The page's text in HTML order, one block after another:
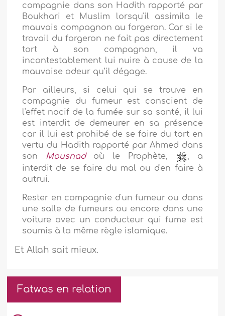
compagnie dans son Hadith rapporté par
Boukhari et Muslim lorsqu'il assimila le
mauvais compagnon au forgeron. Car si le
travail du forgeron ne fait pas directement
tort à son compagnon, il va
incontestablement lui nuire à cause de la
mauvaise odeur qu’il dégage.
Par ailleurs, si celui qui se trouve en
compagnie du fumeur est conscient de
l'effet nocif de la fumée sur sa santé, il lui
est interdit de demeurer en sa présence
car il lui est prohibé de se faire du tort en
vertu du Hadith rapporté par Ahmed dans
son Mousnadoù le Prophète,
, a
interdit de se faire du mal ou d'en faire à
autrui.
Rester en compagnie d'un fumeur ou dans
une salle de fumeurs ou encore dans une
voiture avec un conducteur qui fume est
soumis à la même règle islamique.
Et Allah sait mieux.
Fatwas en relation